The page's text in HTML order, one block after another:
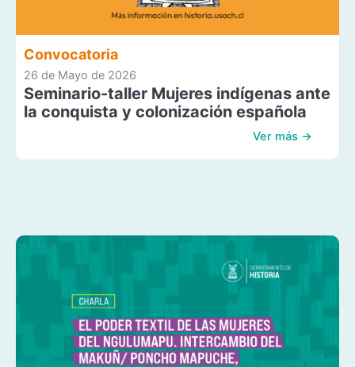
Convocatoria
26 de Mayo de 2026
Seminario-taller Mujeres indígenas ante
la conquista y colonización española
Ver más →